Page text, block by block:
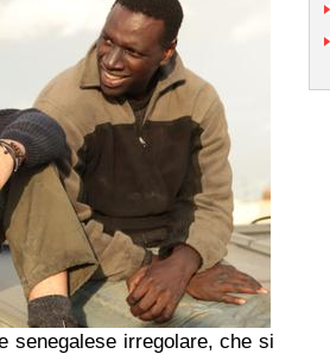
senegalese irregolare, che si